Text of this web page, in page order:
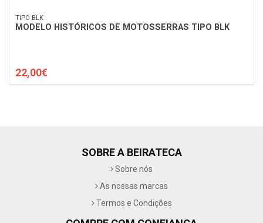
TIPO BLK
MODELO HISTÓRICOS DE MOTOSSERRAS TIPO BLK
22,00€
SOBRE A BEIRATECA
Sobre nós
As nossas marcas
Termos e Condições